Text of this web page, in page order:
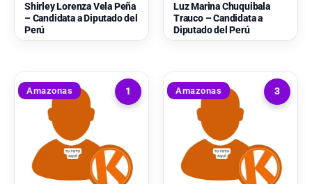
Shirley Lorenza Vela Peña
– Candidata a Diputado del
Perú
Luz Marina Chuquibala
Trauco – Candidata a
Diputado del Perú
1
Amazonas 3
Amazonas